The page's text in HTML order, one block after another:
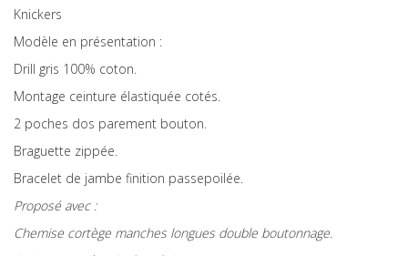
Knickers
Modèle en présentation :
Drill gris 100% coton.
Montage ceinture élastiquée cotés.
2 poches dos parement bouton.
Braguette zippée.
Bracelet de jambe finition passepoilée.
Proposé avec :
Chemise cortège manches longues double boutonnage.